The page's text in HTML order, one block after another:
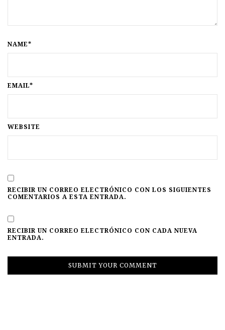
NAME*
EMAIL*
WEBSITE
RECIBIR UN CORREO ELECTRÓNICO CON LOS SIGUIENTES
COMENTARIOS A ESTA ENTRADA.
RECIBIR UN CORREO ELECTRÓNICO CON CADA NUEVA
ENTRADA.